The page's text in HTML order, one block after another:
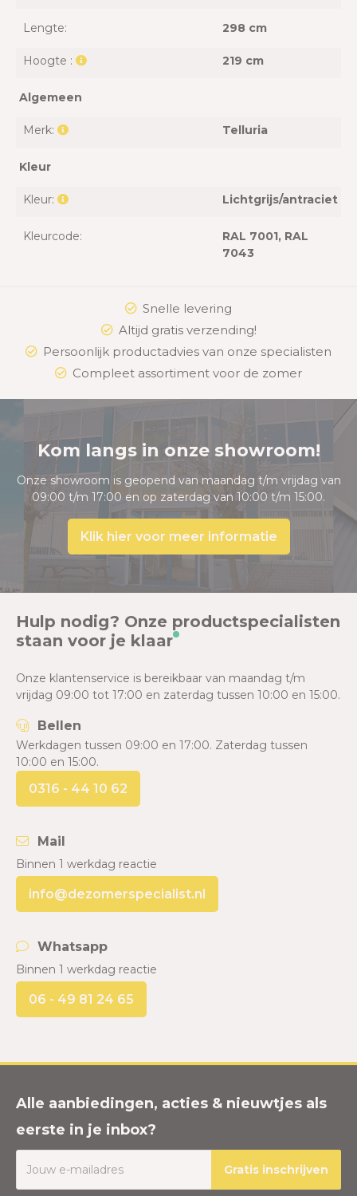
Lengte: 298 cm
Hoogte : 219 cm
Algemeen
Merk: Telluria
Kleur
Kleur: Lichtgrijs/antraciet
Kleurcode: RAL 7001, RAL
7043
Snelle levering
Altijd gratis verzending!
Persoonlijk productadvies van onze specialisten
Compleet assortiment voor de zomer
Kom langs in onze showroom!
Onze showroom is geopend van maandag t/m vrijdag van
09:00 t/m 17:00 en op zaterdag van 10:00 t/m 15:00.
Klik hier voor meer informatie
Hulp nodig? Onze productspecialisten
staan voor je klaar
Onze klantenservice is bereikbaar van maandag t/m
vrijdag 09:00 tot 17:00 en zaterdag tussen 10:00 en 15:00.
Bellen
Werkdagen tussen 09:00 en 17:00. Zaterdag tussen
10:00 en 15:00.
0316 - 44 10 62
Mail
Binnen 1 werkdag reactie
info@dezomerspecialist.nl
Whatsapp
Binnen 1 werkdag reactie
06 - 49 81 24 65
Alle aanbiedingen, acties & nieuwtjes als
eerste in je inbox?
Gratis inschrijven